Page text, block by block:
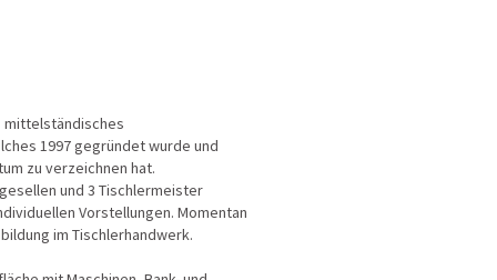
mittelständisches
1997 gegründet wurde und
zu verzeichnen hat.
und 3 Tischlermeister
Vorstellungen. Momentan
im Tischlerhandwerk.